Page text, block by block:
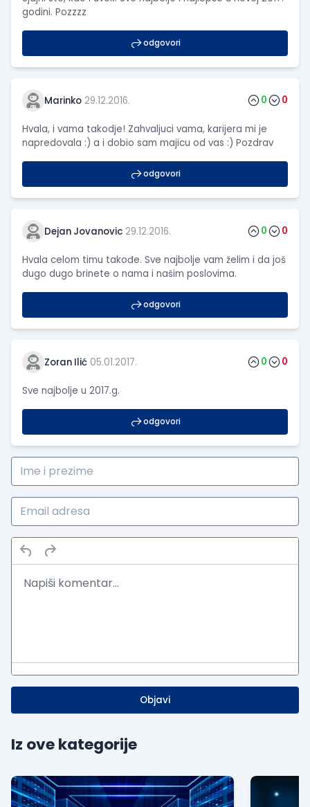
godini. Pozzzz
odgovori
Marinko 29.12.2016. 0 0
Hvala, i vama takodje! Zahvaljuci vama, karijera mi je
napredovala :) a i dobio sam majicu od vas :) Pozdrav
odgovori
Dejan Jovanovic 29.12.2016. 0 0
Hvala celom timu takođe. Sve najbolje vam želim i da još
dugo dugo brinete o nama i našim poslovima.
odgovori
Zoran Ilić 05.01.2017. 0 0
Sve najbolje u 2017.g.
odgovori
Objavi
Iz ove kategorije